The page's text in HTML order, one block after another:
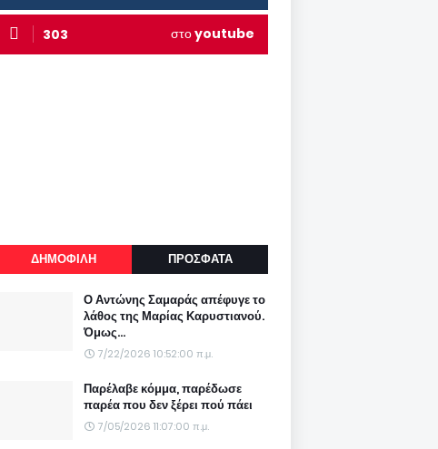
303 στοyoutube
ΔΗΜΟΦΙΛΗ ΠΡΟΣΦΑΤΑ
Ο Αντώνης Σαμαράς απέφυγε το
λάθος της Μαρίας Καρυστιανού.
Όμως...
7/22/2026 10:52:00 π.μ.
Παρέλαβε κόμμα, παρέδωσε
παρέα που δεν ξέρει πού πάει
7/05/2026 11:07:00 π.μ.